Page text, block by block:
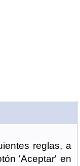
reglas, a
'Aceptar' en